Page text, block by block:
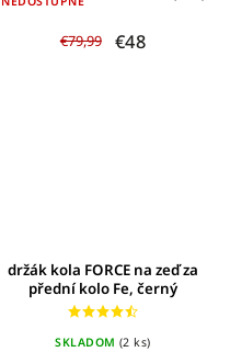
€79,99 €48
držák kola FORCE na zeď za
přední kolo Fe, černý
SKLADOM (2 ks)